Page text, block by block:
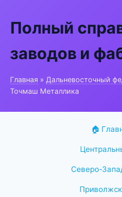
Полный
заводов и
Главная » Дальневосточный
Точмаш Металлика
🏠
Северо-